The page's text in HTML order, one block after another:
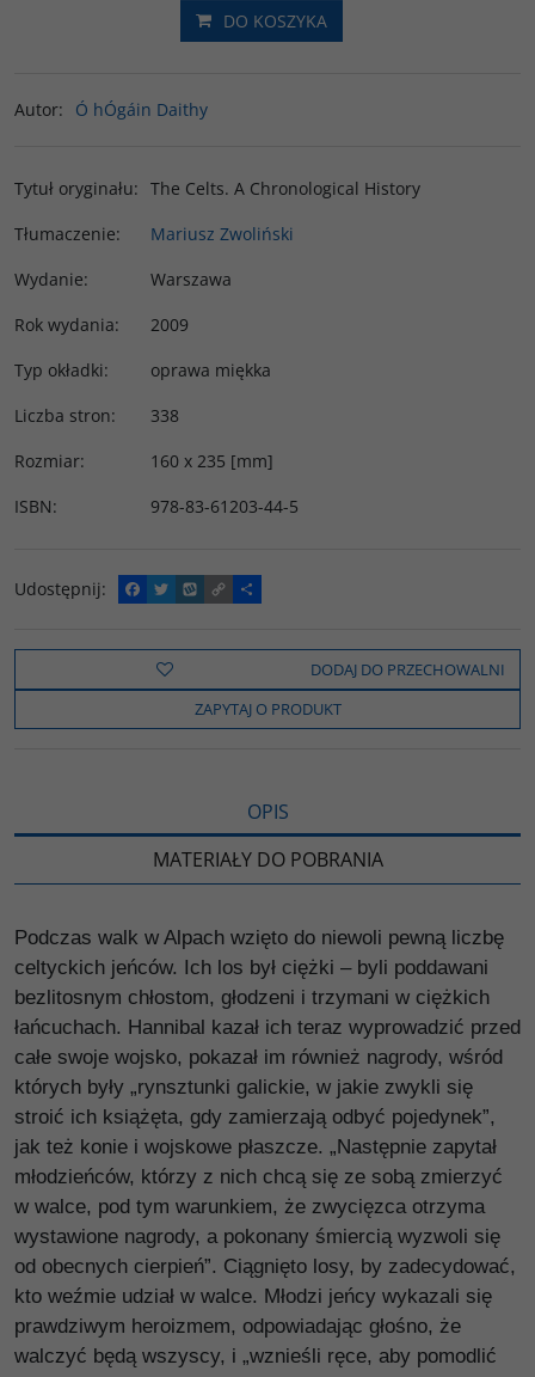
DO KOSZYKA
Autor: Ó hÓgáin Daithy
Tytuł oryginału: The Celts. A Chronological History
Tłumaczenie:
Mariusz Zwoliński
Wydanie:
Warszawa
Rok wydania:
2009
Typ okładki:
oprawa miękka
Liczba stron:
338
Rozmiar:
160 x 235 [mm]
ISBN: 978-83-61203-44-5
Udostępnij:
F
a
e
o
k
T
w
t
t
e
W
y
o
C
o
y
i
n
k
P
o
z
e
l
s
DODAJ DO PRZECHOWALNI
ZAPYTAJ O PRODUKT
OPIS
MATERIAŁY DO POBRANIA
Podczas walk w Alpach wzięto do niewoli pewną liczbę
celtyckich jeńców. Ich los był ciężki – byli poddawani
bezlitosnym chłostom, głodzeni i trzymani w ciężkich
łańcuchach. Hannibal kazał ich teraz wyprowadzić przed
całe swoje wojsko, pokazał im również nagrody, wśród
których były „rynsztunki galickie, w jakie zwykli się
stroić ich książęta, gdy zamierzają odbyć pojedynek”,
jak też konie i wojskowe płaszcze. „Następnie zapytał
młodzieńców, którzy z nich chcą się ze sobą zmierzyć
w walce, pod tym warunkiem, że zwycięzca otrzyma
wystawione nagrody, a pokonany śmiercią wyzwoli się
od obecnych cierpień”. Ciągnięto losy, by zadecydować,
kto weźmie udział w walce. Młodzi jeńcy wykazali się
prawdziwym heroizmem, odpowiadając głośno, że
walczyć będą wszyscy, i „wznieśli ręce, aby pomodlić